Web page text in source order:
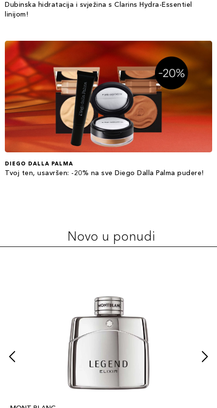
Dubinska hidratacija i svježina s Clarins Hydra-Essentiel
linijom!
DIEGO DALLA PALMA
Tvoj ten, usavršen: -20% na sve Diego Dalla Palma pudere!
Novo u ponudi